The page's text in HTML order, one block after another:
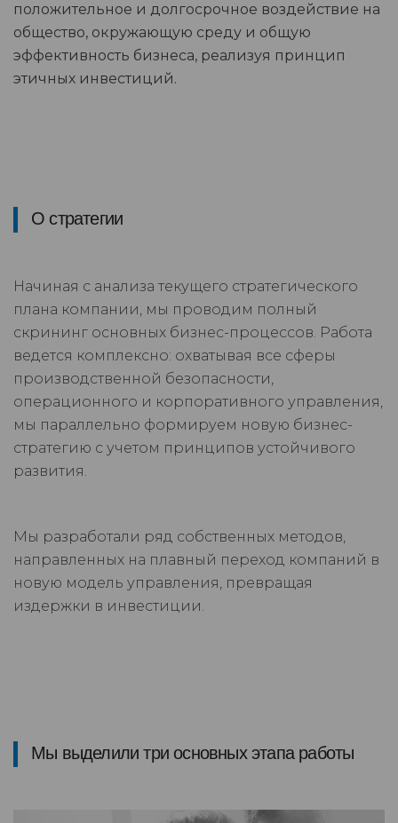
положительное и долгосрочное воздействие на
общество, окружающую среду и общую
эффективность бизнеса, реализуя принцип
этичных инвестиций.
О стратегии
Начиная с анализа текущего стратегического
плана компании, мы проводим полный
скрининг основных бизнес-процессов. Работа
ведется комплексно: охватывая все сферы
производственной безопасности,
операционного и корпоративного управления,
мы параллельно формируем новую бизнес-
стратегию с учетом принципов устойчивого
развития.
Мы разработали ряд собственных методов,
направленных на плавный переход компаний в
новую модель управления, превращая
издержки в инвестиции.
Мы выделили три основных этапа работы